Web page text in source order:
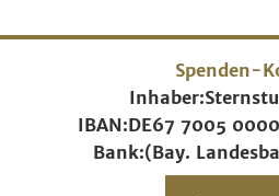
Spenden-
Inhaber:
IBAN:DE67 7005
Bank:(Bay.